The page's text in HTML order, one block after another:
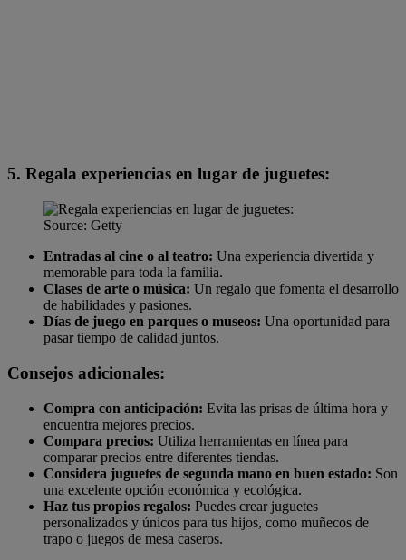
5. Regala experiencias en lugar de juguetes:
Source: Getty
Entradas al cine o al teatro: Una experiencia divertida y
memorable para toda la familia.
Clases de arte o música: Un regalo que fomenta el desarrollo
de habilidades y pasiones.
Días de juego en parques o museos: Una oportunidad para
pasar tiempo de calidad juntos.
Consejos adicionales:
Compra con anticipación: Evita las prisas de última hora y
encuentra mejores precios.
Compara precios: Utiliza herramientas en línea para
comparar precios entre diferentes tiendas.
Considera juguetes de segunda mano en buen estado: Son
una excelente opción económica y ecológica.
Haz tus propios regalos: Puedes crear juguetes
personalizados y únicos para tus hijos, como muñecos de
trapo o juegos de mesa caseros.